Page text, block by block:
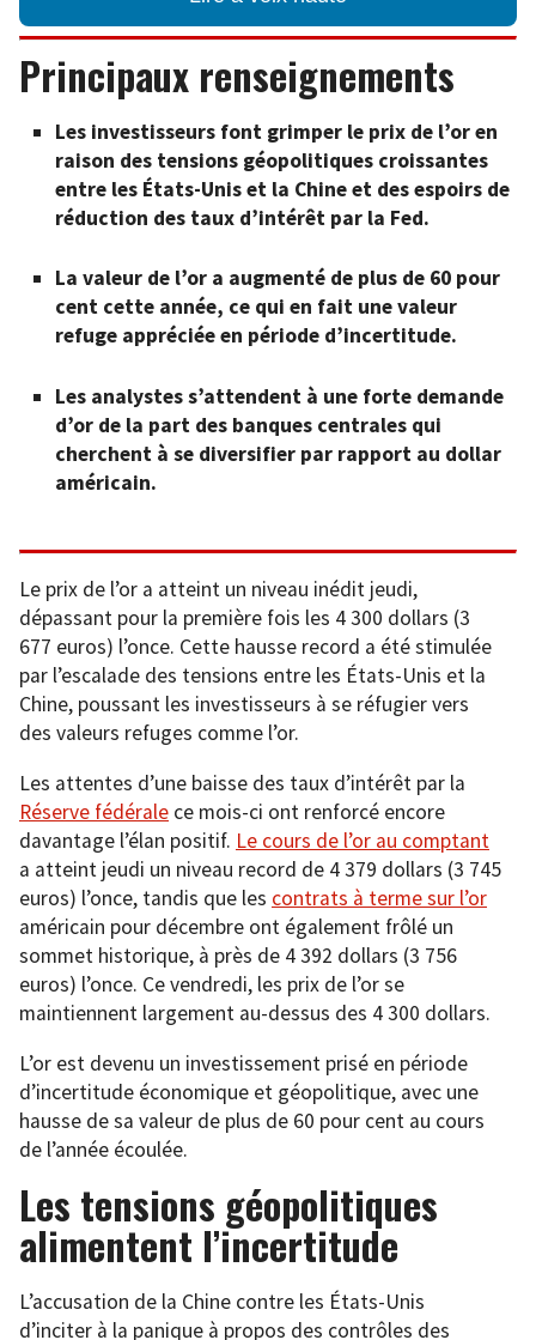
Principaux renseignements
Les investisseurs font grimper le prix de l’or en
raison des tensions géopolitiques croissantes
entre les États-Unis et la Chine et des espoirs de
réduction des taux d’intérêt par la Fed.
La valeur de l’or a augmenté de plus de 60 pour
cent cette année, ce qui en fait une valeur
refuge appréciée en période d’incertitude.
Les analystes s’attendent à une forte demande
d’or de la part des banques centrales qui
cherchent à se diversifier par rapport au dollar
américain.
Le prix de l’or a atteint un niveau inédit jeudi,
dépassant pour la première fois les 4 300 dollars (3
677 euros) l’once. Cette hausse record a été stimulée
par l’escalade des tensions entre les États-Unis et la
Chine, poussant les investisseurs à se réfugier vers
des valeurs refuges comme l’or.
Les attentes d’une baisse des taux d’intérêt par la
Réserve fédérale ce mois-ci ont renforcé encore
davantage l’élan positif. Le cours de l’or au comptant
a atteint jeudi un niveau record de 4 379 dollars (3 745
euros) l’once, tandis que les contrats à terme sur l’or
américain pour décembre ont également frôlé un
sommet historique, à près de 4 392 dollars (3 756
euros) l’once. Ce vendredi, les prix de l’or se
maintiennent largement au-dessus des 4 300 dollars.
L’or est devenu un investissement prisé en période
d’incertitude économique et géopolitique, avec une
hausse de sa valeur de plus de 60 pour cent au cours
de l’année écoulée.
Les tensions géopolitiques
alimentent l’incertitude
L’accusation de la Chine contre les États-Unis
d’inciter à la panique à propos des contrôles des